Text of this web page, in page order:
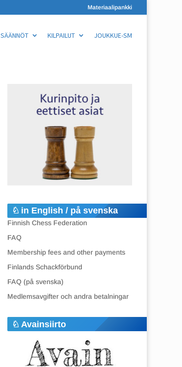
Materiaalipankki
SÄÄNNÖT KILPAILUT JOUKKUE-SM
in English / på svenska
Finnish Chess Federation
FAQ
Membership fees and other payments
Finlands Schackförbund
FAQ (på svenska)
Medlemsavgifter och andra betalningar
Avainsiirto